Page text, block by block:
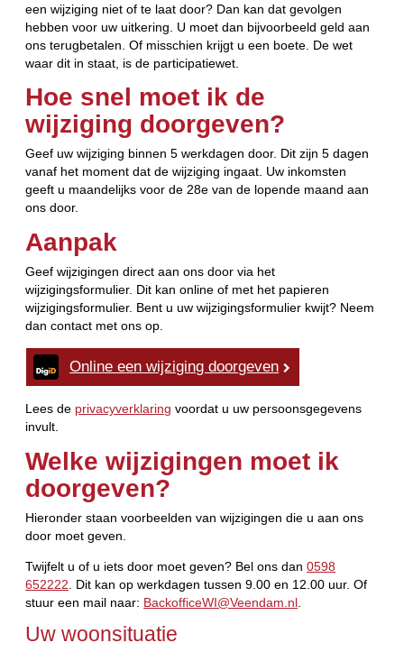
een wijziging niet of te laat door? Dan kan dat gevolgen
hebben voor uw uitkering. U moet dan bijvoorbeeld geld aan
ons terugbetalen. Of misschien krijgt u een boete. De wet
waar dit in staat, is de participatiewet.
Hoe snel moet ik de
wijziging doorgeven?
Geef uw wijziging binnen 5 werkdagen door. Dit zijn 5 dagen
vanaf het moment dat de wijziging ingaat. Uw inkomsten
geeft u maandelijks voor de 28e van de lopende maand aan
ons door.
Aanpak
Geef wijzigingen direct aan ons door via het
wijzigingsformulier. Dit kan online of met het papieren
wijzigingsformulier. Bent u uw wijzigingsformulier kwijt? Neem
dan contact met ons op.
Online een wijziging doorgeven
Lees de privacyverklaring voordat u uw persoonsgegevens
invult.
Welke wijzigingen moet ik
doorgeven?
Hieronder staan voorbeelden van wijzigingen die u aan ons
door moet geven.
Twijfelt u of u iets door moet geven? Bel ons dan0598
652222 . Dit kan op werkdagen tussen 9.00 en 12.00 uur. Of
stuur een mail naar: BackofficeWI@Veendam.nl
Uw woonsituatie